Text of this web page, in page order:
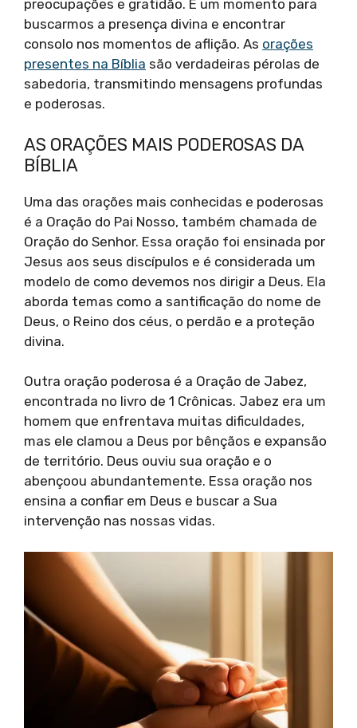
preocupações e gratidão. É um momento para
buscarmos a presença divina e encontrar
consolo nos momentos de aflição. As orações
presentes na Bíblia são verdadeiras pérolas de
sabedoria, transmitindo mensagens profundas
e poderosas.
AS ORAÇÕES MAIS PODEROSAS DA
BÍBLIA
Uma das orações mais conhecidas e poderosas
é a Oração do Pai Nosso, também chamada de
Oração do Senhor. Essa oração foi ensinada por
Jesus aos seus discípulos e é considerada um
modelo de como devemos nos dirigir a Deus. Ela
aborda temas como a santificação do nome de
Deus, o Reino dos céus, o perdão e a proteção
divina.
Outra oração poderosa é a Oração de Jabez,
encontrada no livro de 1 Crônicas. Jabez era um
homem que enfrentava muitas dificuldades,
mas ele clamou a Deus por bênçãos e expansão
de território. Deus ouviu sua oração e o
abençoou abundantemente. Essa oração nos
ensina a confiar em Deus e buscar a Sua
intervenção nas nossas vidas.